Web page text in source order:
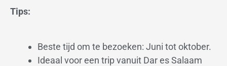
Tips:
Beste tijd om te bezoeken: Juni tot oktober.
Ideaal voor een trip vanuit Dar es Salaam